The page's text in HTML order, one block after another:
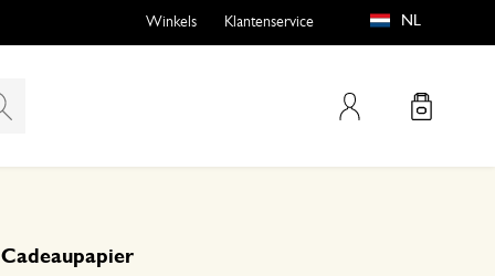
Mijn account
Winkels Klantenservice NL
Cadeaupapier